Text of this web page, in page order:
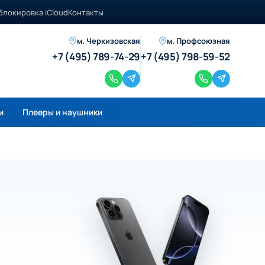
iCloudКонтакты
м. Черкизовская
+7 (495) 789-74-29
м. Профсоюзная
+7 (495) 798-59-52
Плееры и наушники